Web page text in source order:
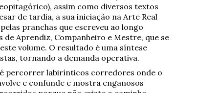
assim como diversos textos
de tardia, a sua iniciação na Arte Real
pranchas que escreveu ao longo
Aprendiz, Companheiro e Mestre, que se
volume. O resultado é uma síntese
tornando a demanda operativa.
percorrer labirínticos corredores onde o
e confunde e mostra enganosos